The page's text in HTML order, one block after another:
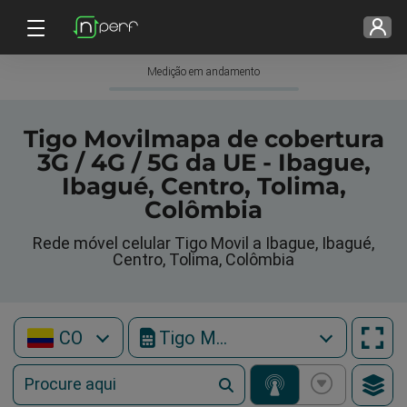
Medição em andamento
Tigo Movilmapa de cobertura
3G / 4G / 5G da UE - Ibague,
Ibagué, Centro, Tolima,
Colômbia
Rede móvel celular Tigo Movil a Ibague, Ibagué,
Centro, Tolima, Colômbia
CO Tigo Movil